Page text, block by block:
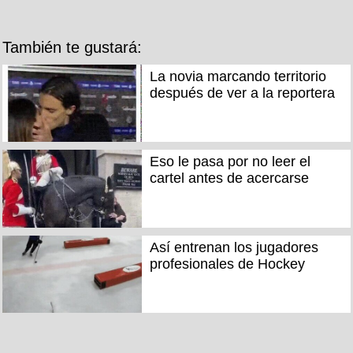
También te gustará:
La novia marcando territorio
después de ver a la reportera
Eso le pasa por no leer el
cartel antes de acercarse
Así entrenan los jugadores
profesionales de Hockey